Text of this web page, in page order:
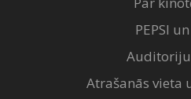
PEPSI
Atrašanās vieta